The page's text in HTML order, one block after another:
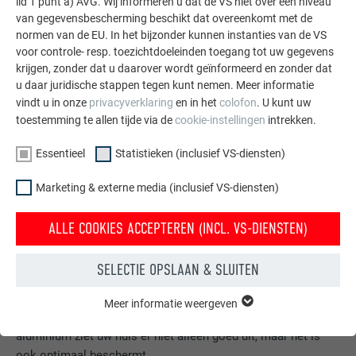
Gratis brochures bestellen
Daken, gevels, zonnepanelen, dakafvoersystemen &
aluminium ziet uw huis er niet alleen goed uit, maar het is
van gegevensbescherming beschikt dat overeenkomt met de
normen van de EU. In het bijzonder kunnen instanties van de VS
voor controle- resp. toezichtdoeleinden toegang tot uw gegevens
krijgen, zonder dat u daarover wordt geïnformeerd en zonder dat
u daar juridische stappen tegen kunt nemen. Meer informatie
vindt u in onze privacyverklaring en in het colofon. U kunt uw
toestemming te allen tijde via decookie-instellingen intrekken.
Essentieel Statistieken (inclusief VS-diensten)
Marketing & externe media (inclusief VS-diensten)
ALLE COOKIES ACCEPTEREN (INCL. VS-DIENSTEN)
SELECTIE OPSLAAN & SLUITEN
van de website. Hierdoor wordt gewaarborgd dat de website
Meer informatie weergeven